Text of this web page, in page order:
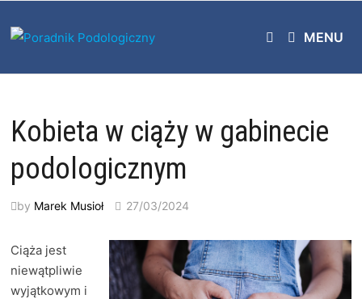
MENU
Kobieta w ciąży w gabinecie
podologicznym
by Marek Musioł 27/03/2024
Ciąża jest
niewątpliwie
wyjątkowym i